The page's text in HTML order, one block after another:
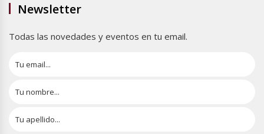
Newsletter
Todas las novedades y eventos en tu email.